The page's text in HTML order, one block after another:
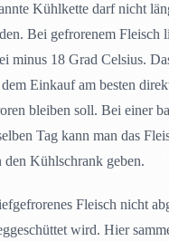
Kühlkette darf nicht
Bei gefrorenem Fleisch
minus 18 Grad Celsius.
Einkauf am besten
bleiben soll. Bei einer
Tag kann man das
Kühlschrank geben.
Fleisch nicht
wird. Hier